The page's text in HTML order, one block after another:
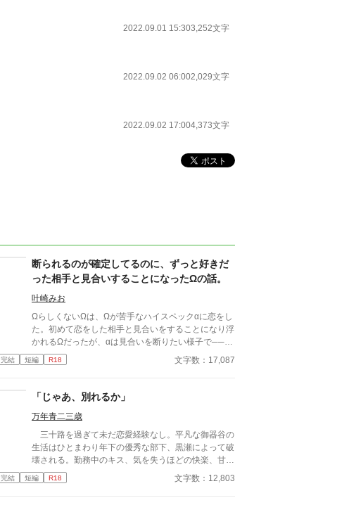
2022.09.01 15:303,252文字
2022.09.02 06:002,029文字
2022.09.02 17:004,373文字
断られるのが確定してるのに、ずっと好きだ
った相手と見合いすることになったΩの話。
叶崎みお
ΩらしくないΩは、Ωが苦手なハイスペックαに恋をし
た。初めて恋をした相手と見合いをすることになり浮
かれるΩだったが、αは見合いを断りたい様子で──。
オメガバース設定の話ですが、作中ではヒートしてま
せん。両片想いのハピエンです。 他サイト様にも投
完結 短編 R18 文字数：17,087
「じゃあ、別れるか」
万年青二三歳
三十路を過ぎて未だ恋愛経験なし。平凡な御器谷の
生活はひとまわり年下の優秀な部下、黒瀬によって破
壊される。勤務中のキス、気を失うほどの快楽、甘や
かされる週末。もう離れられない、と御器谷は自覚す
るが、一時の怒りで「じゃあ、別れるか」と言ってし
完結 短編 R18 文字数：12,803